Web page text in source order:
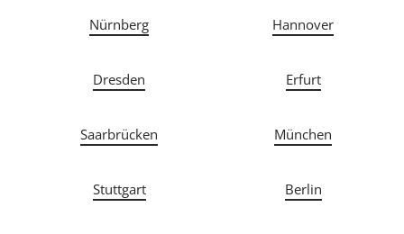
Nürnberg Hannover
Dresden Erfurt
Saarbrücken München
Stuttgart Berlin